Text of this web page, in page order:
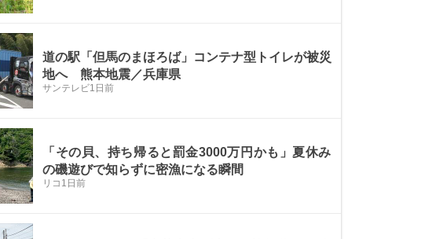
道の駅「但馬のまほろば」コンテナ型トイレが被災
地へ 熊本地震／兵庫県
サンテレビ1日前
「その貝、持ち帰ると罰金3000万円かも」夏休み
の磯遊びで知らずに密漁になる瞬間
リコ 1日前